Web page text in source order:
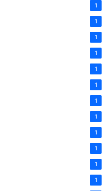
1
1
1
1
1
1
1
1
1
1
1
1